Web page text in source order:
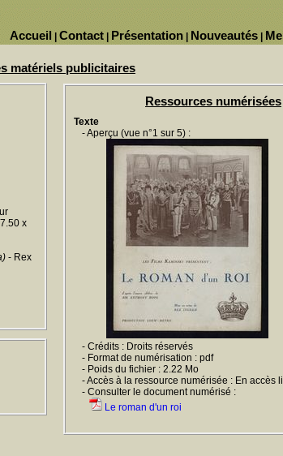
Nouveautés
Présentation
Contact
Accueil
matériels publicitaires
x
- Rex
Ressources numérisées
Texte
- Aperçu (vue n°1 sur 5) :
- Crédits : Droits réservés
- Format de numérisation : pdf
- Poids du fichier : 2.22 Mo
- Accès à la ressource numérisée : En accès
- Consulter le document numérisé :
Le roman d'un roi